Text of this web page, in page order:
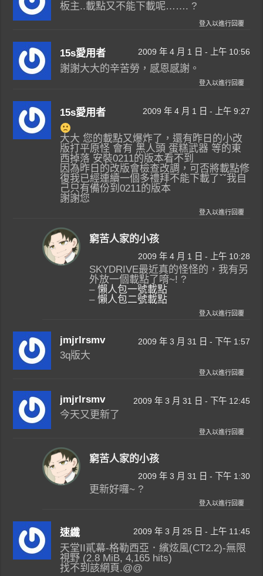
板主..載點又不能下載呢……. ?
登入以進行回覆
15s愛用者 2009 年 4 月 1 日 - 上午 10:56
謝謝大大的辛苦勞，感恩感謝。
登入以進行回覆
15s愛用者 2009 年 4 月 1 日 - 上午 9:27
大大 您的載點又爆炸了，還有昨日的小改
版打平原怪 會有 黑人頭 蛋糕武器 等的東
西掉落 安裝0211的版本看不到
因為昨日的改版會檢查改調，可否將載點修
復我已經連續一個多禮拜不能下載了ˇˇ我自
己只有備份到0211的版本
謝謝您
登入以進行回覆
窮苦人家的小孩
2009 年 4 月 1 日 - 上午 10:28
SKYDRIVE最近真的怪怪的，我有另
外放一個載點了唷~! ?
–懶人包一號載點
–懶人包二號載點
登入以進行回覆
jmjrlrsmv 2009 年 3 月 31 日 - 下午 1:57
3q版大
登入以進行回覆
jmjrlrsmv 2009 年 3 月 31 日 - 下午 12:45
今天又更新了
登入以進行回覆
窮苦人家的小孩
2009 年 3 月 31 日 - 下午 1:30
更新好囉~ ?
登入以進行回覆
速纖 2009 年 3 月 25 日 - 上午 11:45
天堂II貳幕-格勒西亞．繽炫風(CT2.2)-無限
視野 (2.8 MiB, 4,165 hits)
找不到該網頁.@@